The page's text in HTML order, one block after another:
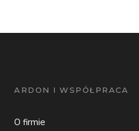
ARDON I WSPÓŁPRACA
O firmie